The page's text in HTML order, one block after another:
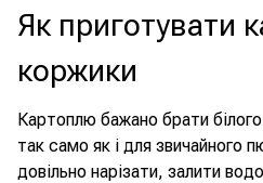
Як приготувати
коржики
Картоплю бажано брати
так само як і для звичайного
довільно нарізати, залити